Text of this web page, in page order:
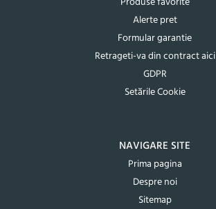
Alerte pret
Formular garantie
Retrageti-va din contract aici
GDPR
Setările Cookie
NAVIGARE SITE
Prima pagina
Despre noi
Sitemap